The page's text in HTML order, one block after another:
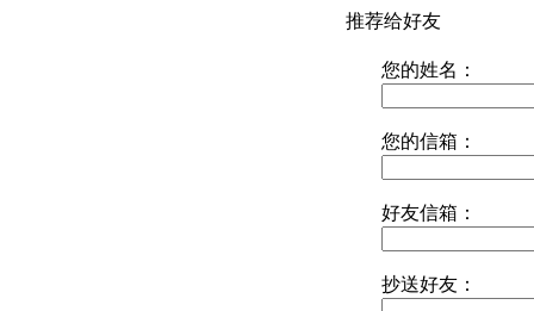
推荐给好友
您的姓名：
您的信箱：
好友信箱：
抄送好友：